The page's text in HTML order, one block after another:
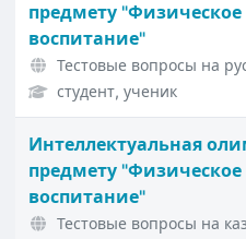
предмету "Физическое
воспитание"
Тестовые вопросы на
студент, ученик
Интеллектуальная
предмету "Физическое
воспитание"
Тестовые вопросы на